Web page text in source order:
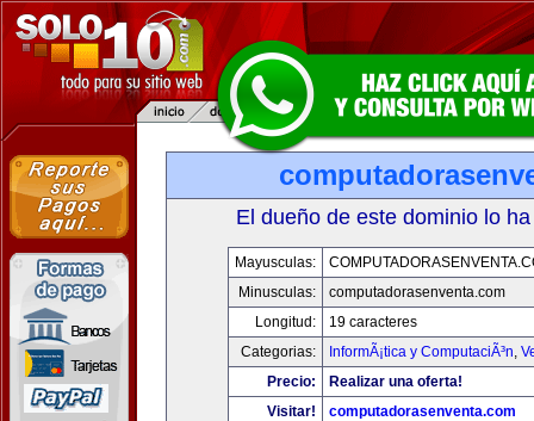
El dueño de este dominio lo
Mayusculas:
Minusculas:
computadorasenventa.com
Longitud:
19 caracteres
Categorias:
InformÃ¡tica y ComputaciÃ³n,
Precio:
Realizar una oferta!
Visitar!
computadorasenventa.com